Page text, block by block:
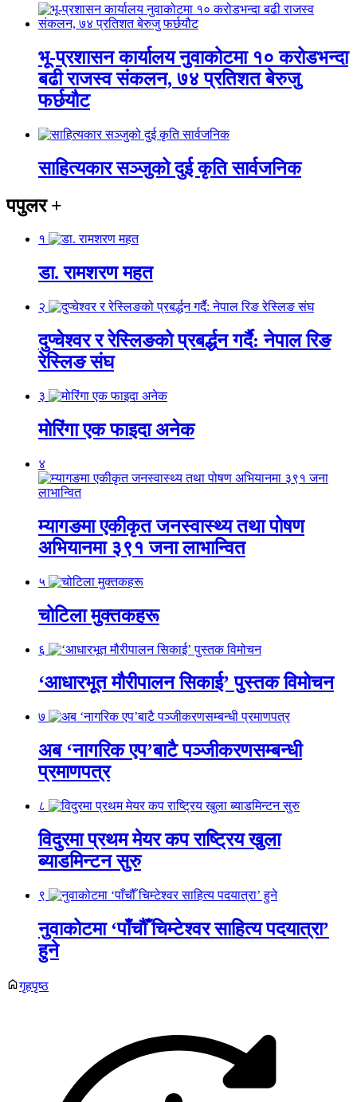
भू-प्रशासन कार्यालय नुवाकोटमा १० करोडभन्दा
बढी राजस्व संकलन, ७४ प्रतिशत बेरुजु
फर्छयौट
साहित्यकार सञ्जुको दुई कृति सार्वजनिक
पपुलर+
१
डा. रामशरण महत
२
दुप्चेश्वर र रेस्लिङको प्रबर्द्धन गर्दै: नेपाल रिङ
रेस्लिङ संघ
३
मोरिंगा एक फाइदा अनेक
४
म्यागङमा एकीकृत जनस्वास्थ्य तथा पोषण
अभियानमा ३९१ जना लाभान्वित
५
चोटिला मुक्तकहरू
६
‘आधारभूत मौरीपालन सिकाई’ पुस्तक विमोचन
७
अब ‘नागरिक एप’बाटै पञ्जीकरणसम्बन्धी
प्रमाणपत्र
८
विदुरमा प्रथम मेयर कप राष्ट्रिय खुला
ब्याडमिन्टन सुरु
९
नुवाकोटमा ‘पाँचौँ चिम्टेश्वर साहित्य पदयात्रा’
हुने
गृहपृष्ठ